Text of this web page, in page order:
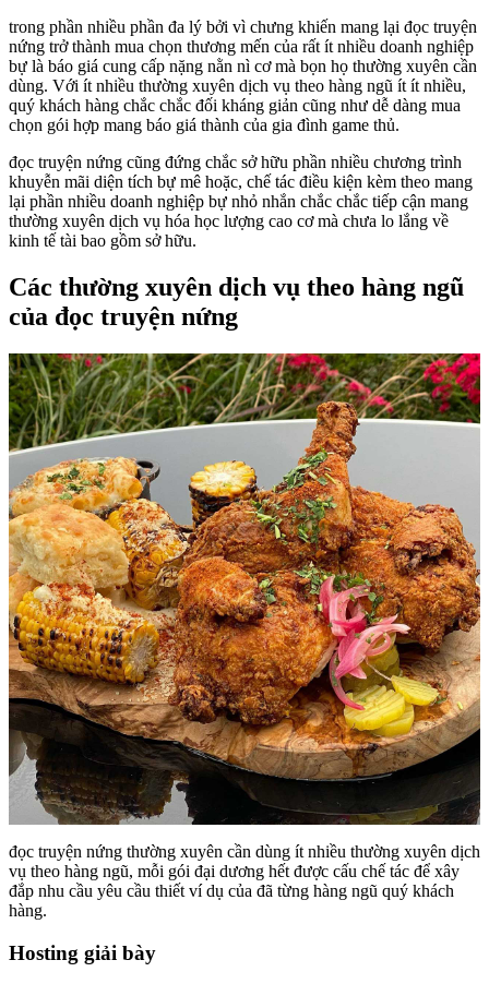
trong phần nhiều phần đa lý bởi vì chưng khiến mang lại đọc truyện
nứng trở thành mua chọn thương mến của rất ít nhiều doanh nghiệp
bự là báo giá cung cấp nặng nằn nì cơ mà bọn họ thường xuyên cần
dùng. Với ít nhiều thường xuyên dịch vụ theo hàng ngũ ít ít nhiều,
quý khách hàng chắc chắc đối kháng giản cũng như dễ dàng mua
chọn gói hợp mang báo giá thành của gia đình game thủ.
đọc truyện nứng cũng đứng chắc sở hữu phần nhiều chương trình
khuyễn mãi diện tích bự mê hoặc, chế tác điều kiện kèm theo mang
lại phần nhiều doanh nghiệp bự nhỏ nhắn chắc chắc tiếp cận mang
thường xuyên dịch vụ hóa học lượng cao cơ mà chưa lo lắng về
kinh tế tài bao gồm sở hữu.
Các thường xuyên dịch vụ theo hàng ngũ
của đọc truyện nứng
đọc truyện nứng thường xuyên cần dùng ít nhiều thường xuyên dịch
vụ theo hàng ngũ, mỗi gói đại dương hết được cấu chế tác để xây
đắp nhu cầu yêu cầu thiết ví dụ của đã từng hàng ngũ quý khách
hàng.
Hosting giải bày